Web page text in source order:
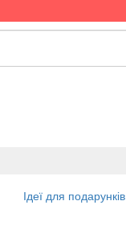
Ідеї для подарунків